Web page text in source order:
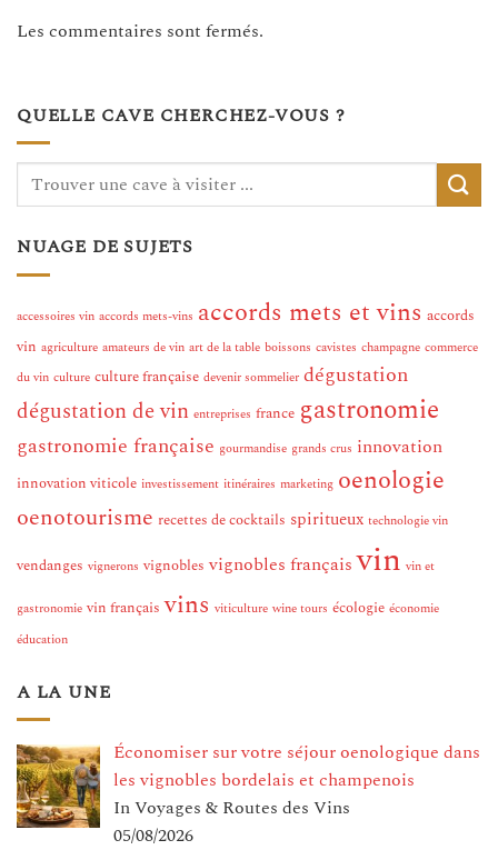
Les commentaires sont fermés.
QUELLE CAVE CHERCHEZ-VOUS ?
NUAGE DE SUJETS
accessoires vin accords mets-vins accords mets et vins accords
vin agriculture amateurs de vin art de la table boissons cavistes champagne commerce
du vin culture culture française devenir sommelier dégustation
dégustation de vin entreprises france gastronomie
gastronomie française gourmandise grands crus innovation
innovation viticole investissement itinéraires marketing oenologie
oenotourisme recettes de cocktails spiritueux technologie vin
vendanges vignerons vignobles vignobles français vin vin et
gastronomie vin français vins viticulture wine tours écologie économie
éducation
A LA UNE
Économiser sur votre séjour oenologique dans
les vignobles bordelais et champenois
In Voyages & Routes des Vins
05/08/2026